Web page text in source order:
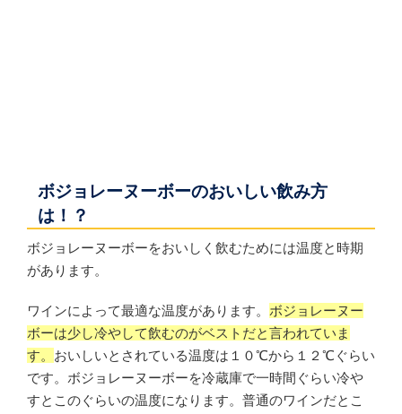
ボジョレーヌーボーのおいしい飲み方
は！？
ボジョレーヌーボーをおいしく飲むためには温度と時期
があります。
ワインによって最適な温度があります。 ボジョレーヌー
ボーは少し冷やして飲むのがベストだと言われていま
す。 おいしいとされている温度は１０℃から１２℃ぐらい
です。ボジョレーヌーボーを冷蔵庫で一時間ぐらい冷や
すとこのぐらいの温度になります。普通のワインだとこ